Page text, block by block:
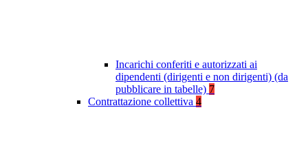
Incarichi conferiti e autorizzati ai
dipendenti (dirigenti e non dirigenti) (da
pubblicare in tabelle) 7
Contrattazione collettiva 4